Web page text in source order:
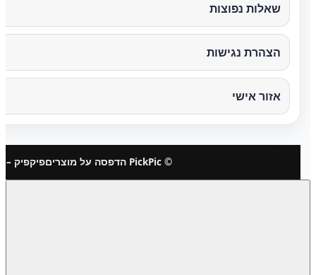
שאלות נפוצות
הצהרת נגישות
אזור אישי
© PickPic הדפסה על מוצרים פיקפיק –